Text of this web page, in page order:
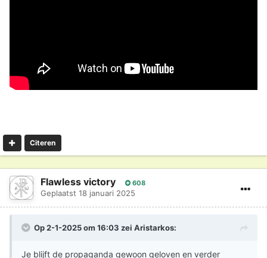
Citeren
Flawless victory 608
Geplaatst 18 januari 2025
Op 2-1-2025 om 16:03 zei Aristarkos:
Je blijft de propaganda gewoon geloven en verder